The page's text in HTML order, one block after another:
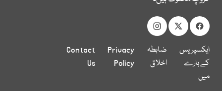
ایکسپریس
کے بارے
میں
ضابطہ
اخلاق
Privacy
Policy
Contact
Us